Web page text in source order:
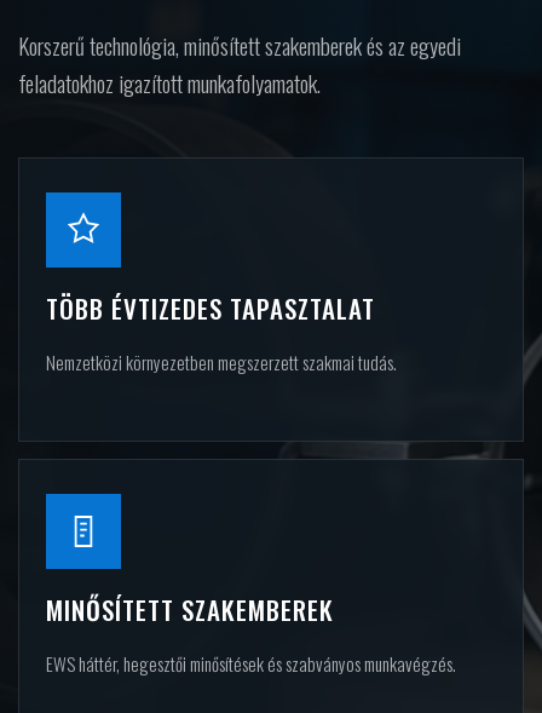
Korszerű technológia, minősített szakemberek és az egyedi
feladatokhoz igazított munkafolyamatok.
TÖBB ÉVTIZEDES TAPASZTALAT
Nemzetközi környezetben megszerzett szakmai tudás.
MINŐSÍTETT SZAKEMBEREK
EWS háttér, hegesztői minősítések és szabványos munkavégzés.